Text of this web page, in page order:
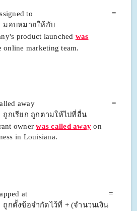
assigned to =
หมายให้กับ
product launched was
online marketing team.
called away =
รียก ถูกตามให้ไปที่อื่น
ownerwas called away on
in Louisiana.
capped at =
งข้อจำกัดไว้ที่ + (จำนวนเงิน